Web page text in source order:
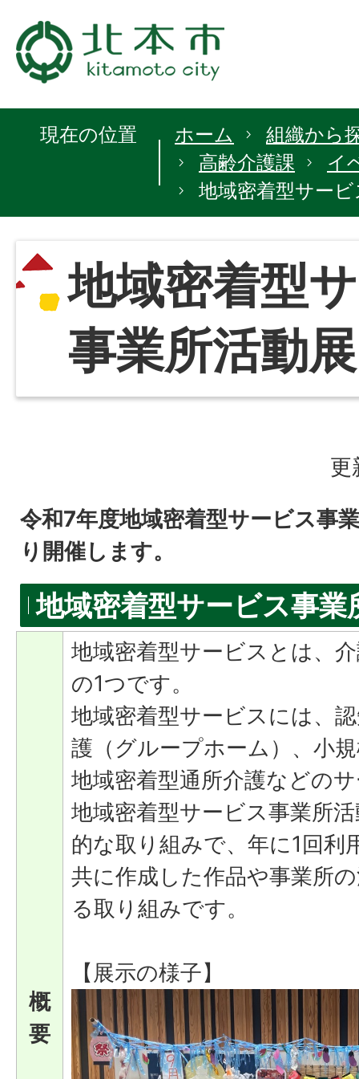
現在の位置 ホーム
組織から
高齢介護課
イ
地域密着型サー
地域密着型
事業所活動展
更
令和7年度地域密着型サービス事
り開催します。
地域密着型サービス事業
概
要
地域密着型サービスとは、
の1つです。
地域密着型サービスには、
護（グループホーム）、小
地域密着型通所介護などの
地域密着型サービス事業所
的な取り組みで、年に1回利
共に作成した作品や事業所
る取り組みです。
【展示の様子】